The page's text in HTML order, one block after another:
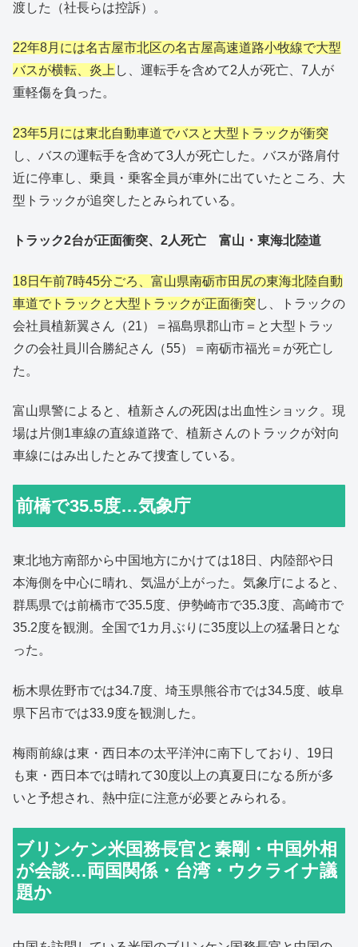
渡した（社長らは控訴）。
22年8月には名古屋市北区の名古屋高速道路小牧線で大型
バスが横転、炎上 し、運転手を含めて2人が死亡、7人が
重軽傷を負った。
23年5月には東北自動車道でバスと大型トラックが衝突
し、バスの運転手を含めて3人が死亡した。バスが路肩付
近に停車し、乗員・乗客全員が車外に出ていたところ、大
型トラックが追突したとみられている。
トラック2台が正面衝突、2人死亡 富山・東海北陸道
18日午前7時45分ごろ、富山県南砺市田尻の東海北陸自動
車道でトラックと大型トラックが正面衝突 し、トラックの
会社員植新翼さん（21）＝福島県郡山市＝と大型トラッ
クの会社員川合勝紀さん（55）＝南砺市福光＝が死亡し
た。
富山県警によると、植新さんの死因は出血性ショック。現
場は片側1車線の直線道路で、植新さんのトラックが対向
車線にはみ出したとみて捜査している。
前橋で35.5度…気象庁
東北地方南部から中国地方にかけては18日、内陸部や日
本海側を中心に晴れ、気温が上がった。気象庁によると、
群馬県では前橋市で35.5度、伊勢崎市で35.3度、高崎市で
35.2度を観測。全国で1カ月ぶりに35度以上の猛暑日とな
った。
栃木県佐野市では34.7度、埼玉県熊谷市では34.5度、岐阜
県下呂市では33.9度を観測した。
梅雨前線は東・西日本の太平洋沖に南下しており、19日
も東・西日本では晴れて30度以上の真夏日になる所が多
いと予想され、熱中症に注意が必要とみられる。
ブリンケン米国務長官と秦剛・中国外相
が会談…両国関係・台湾・ウクライナ議
題か